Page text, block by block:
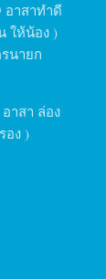
อาสาทำดี
ให้น้อง )
นายก
าสา ล่อง
อง )